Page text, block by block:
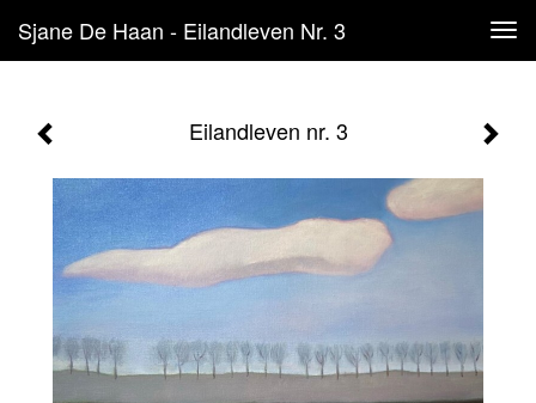
Sjane De Haan - Eilandleven Nr. 3
Eilandleven nr. 3